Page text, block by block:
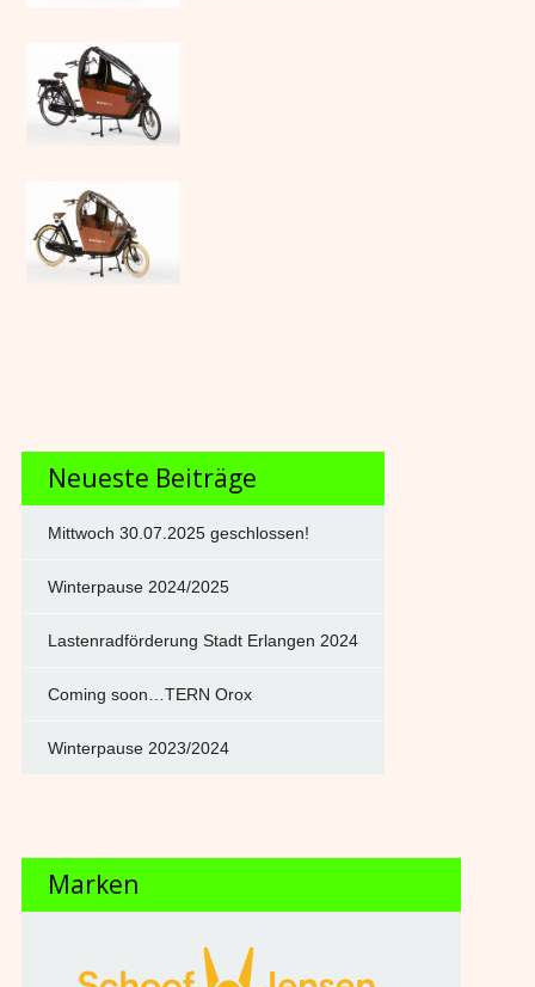
Neueste Beiträge
Mittwoch 30.07.2025 geschlossen!
Winterpause 2024/2025
Lastenradförderung Stadt Erlangen 2024
Coming soon…TERN Orox
Winterpause 2023/2024
Marken